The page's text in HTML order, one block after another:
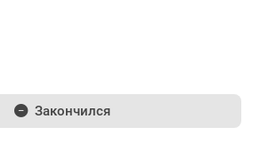
Закончился